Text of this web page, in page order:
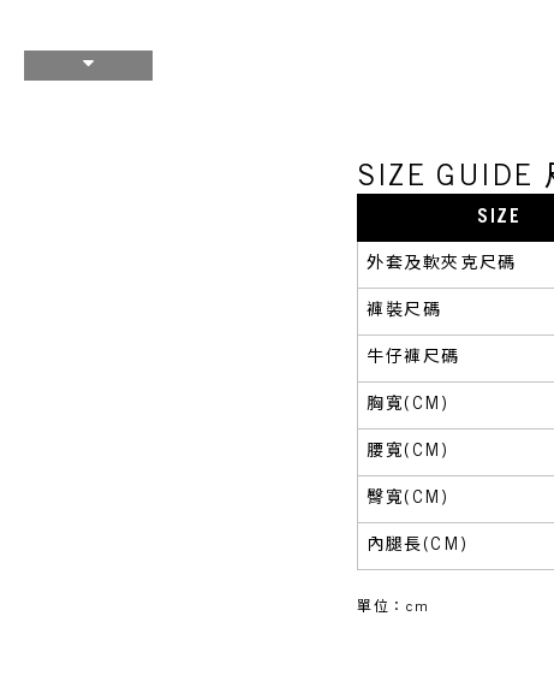
SIZE GUIDE
SIZE
外套及軟夾克尺碼
褲裝尺碼
牛仔褲尺碼
胸寬(CM)
腰寬(CM)
臀寬(CM)
內腿長(CM)
單位：cm